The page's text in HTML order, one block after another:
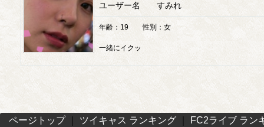
ユーザー名 すみれ
年齢：19 性別：女
一緒にイクッ
ページトップ｜ ツイキャス ランキング
FC2ライブ ラン